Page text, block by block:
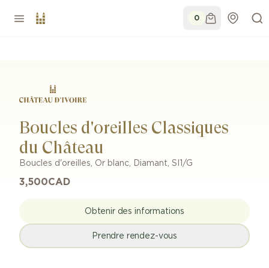
0
Boucles d'oreilles Classiques
du Château
Boucles d'oreilles, Or blanc, Diamant, SI1/G
3,500CAD
Obtenir des informations
Prendre rendez-vous